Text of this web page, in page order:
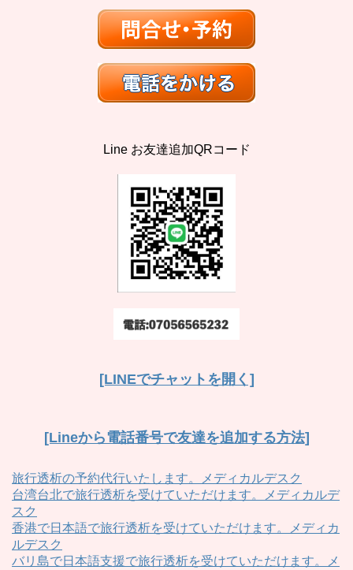
Line お友達追加QRコード
[LINEでチャットを開く]
[Lineから電話番号で友達を追加する方法]
旅行透析の予約代行いたします。メディカルデスク
台湾台北で旅行透析を受けていただけます。メディカルデ
スク
香港で日本語で旅行透析を受けていただけます。メディカ
ルデスク
バリ島で日本語支援で旅行透析を受けていただけます。メ